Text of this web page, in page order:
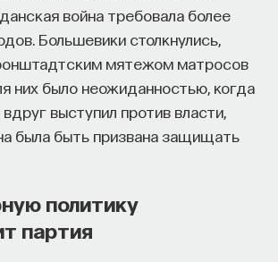
война требовала более
Большевики столкнулись,
мятежом матросов
них было неожиданностью, когда
выступил против власти,
была быть призвана защищать
политику
партия
как этот самый момент.
беспокоясь о событиях прошлого
мы тратим время напрасно.
что фатализм в отношении
любопытным образом
визуализацией. Практикуя
заставить себя ценить то, что
разделяемый стоиками,